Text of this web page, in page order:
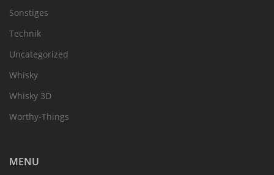
Sonstiges
Technik
Uncategorized
Whisky
Whisky 3D
Worthy-Things
MENU